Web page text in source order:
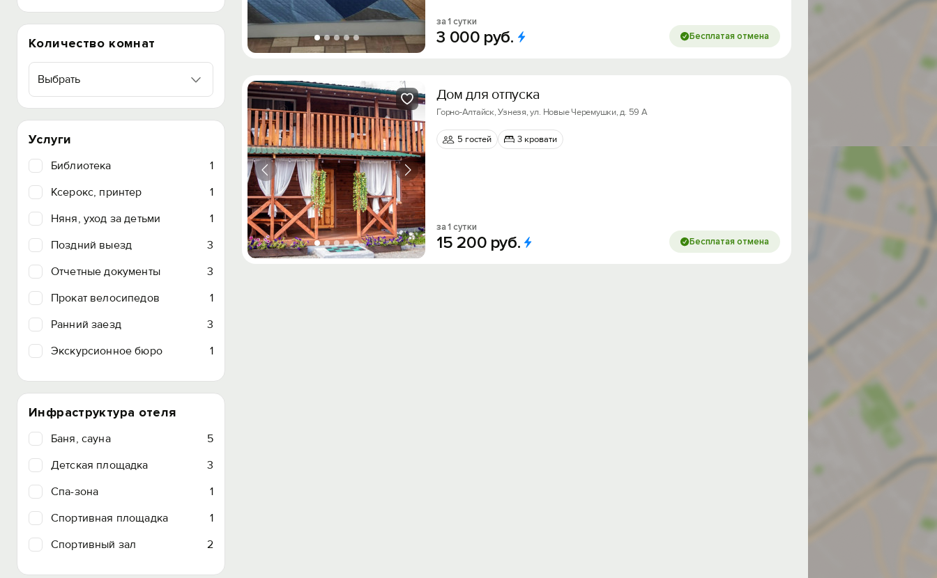
Количество комнат
Выбрать
Услуги
Библиотека
1
Ксерокс, принтер
1
Няня, уход за детьми
1
Поздний выезд
3
Отчетные документы
3
Прокат велосипедов
1
Ранний заезд
3
Экскурсионное бюро
1
Инфраструктура отеля
Баня, сауна
5
Детская площадка
3
Спа-зона
1
Спортивная площадка
1
Спортивный зал
2
за 1 сутки
3 000 руб. Бесплатая отмена
Дом для отпуска
Горно-Алтайск, Узнезя, ул. Новые Черемушки, д. 59 А
5 гостей 3 кровати
за 1 сутки
15 200 руб. Бесплатая отмена